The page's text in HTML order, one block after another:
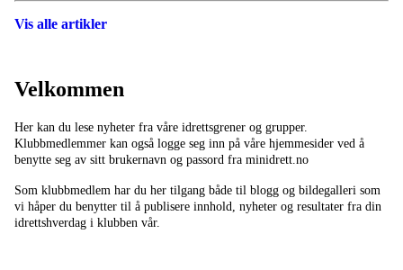
Vis alle artikler
Velkommen
Her kan du lese nyheter fra våre idrettsgrener og grupper.
Klubbmedlemmer kan også logge seg inn på våre hjemmesider ved å
benytte seg av sitt brukernavn og passord fra minidrett.no
Som klubbmedlem har du her tilgang både til blogg og bildegalleri som
vi håper du benytter til å publisere innhold, nyheter og resultater fra din
idrettshverdag i klubben vår.